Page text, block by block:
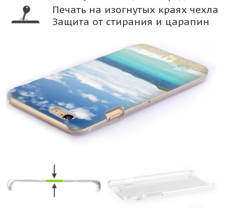
Печать на изогнутых краях чехла
Защита от стирания и царапин